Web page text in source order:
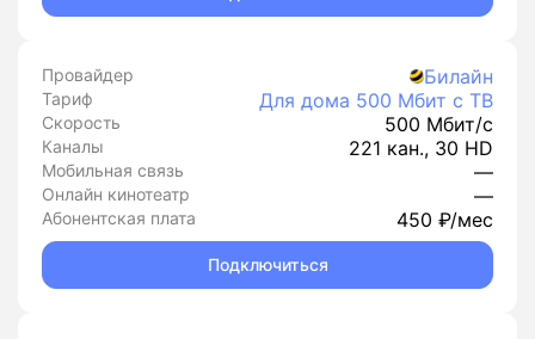
Провайдер Билайн
Тариф Для дома 500 Мбит с ТВ
Скорость 500 Мбит/с
Каналы 221 кан., 30 HD
Мобильная связь —
Онлайн кинотеатр —
Абонентская плата 450 ₽/мес
Подключиться